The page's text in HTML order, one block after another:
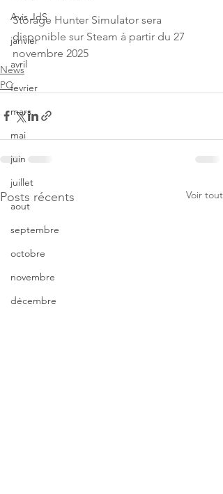
Avis JdS
janvier
avril
fevrier
mars
mai
juin
juillet
aout
septembre
octobre
novembre
décembre
Storage Hunter Simulator sera
disponible sur Steam à partir du 27
novembre 2025
News
PC
Posts récents Voir tout